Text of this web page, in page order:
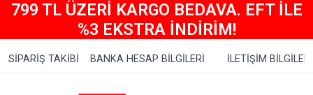
799 TL ÜZERİ KARGO BEDAVA. EFT İLE
%3 EKSTRA İNDİRİM!
SİPARİŞ TAKİBİ BANKA HESAP BİLGİLERİ İLETİŞİM BİLGİLERİ